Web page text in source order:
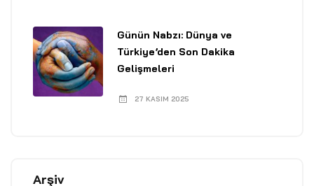
Günün Nabzı: Dünya ve
Türkiye’den Son Dakika
Gelişmeleri
27 KASIM 2025
Arşiv